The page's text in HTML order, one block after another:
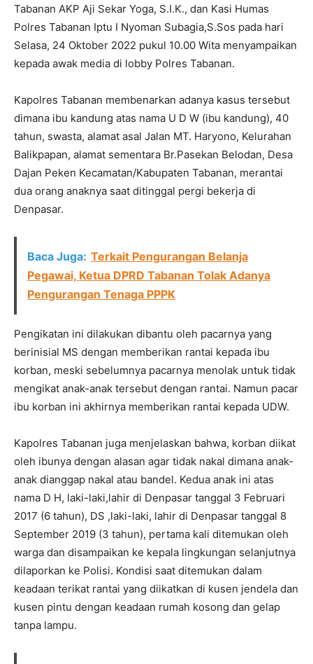
Tabanan AKP Aji Sekar Yoga, S.I.K., dan Kasi Humas
Polres Tabanan Iptu I Nyoman Subagia,S.Sos pada hari
Selasa, 24 Oktober 2022 pukul 10.00 Wita menyampaikan
kepada awak media di lobby Polres Tabanan.
Kapolres Tabanan membenarkan adanya kasus tersebut
dimana ibu kandung atas nama U D W (ibu kandung), 40
tahun, swasta, alamat asal Jalan MT. Haryono, Kelurahan
Balikpapan, alamat sementara Br.Pasekan Belodan, Desa
Dajan Peken Kecamatan/Kabupaten Tabanan, merantai
dua orang anaknya saat ditinggal pergi bekerja di
Denpasar.
Baca Juga: Terkait Pengurangan Belanja
Pegawai, Ketua DPRD Tabanan Tolak Adanya
Pengurangan Tenaga PPPK
Pengikatan ini dilakukan dibantu oleh pacarnya yang
berinisial MS dengan memberikan rantai kepada ibu
korban, meski sebelumnya pacarnya menolak untuk tidak
mengikat anak-anak tersebut dengan rantai. Namun pacar
ibu korban ini akhirnya memberikan rantai kepada UDW.
Kapolres Tabanan juga menjelaskan bahwa, korban diikat
oleh ibunya dengan alasan agar tidak nakal dimana anak-
anak dianggap nakal atau bandel. Kedua anak ini atas
nama D H, laki-laki,lahir di Denpasar tanggal 3 Februari
2017 (6 tahun), DS ,laki-laki, lahir di Denpasar tanggal 8
September 2019 (3 tahun), pertama kali ditemukan oleh
warga dan disampaikan ke kepala lingkungan selanjutnya
dilaporkan ke Polisi. Kondisi saat ditemukan dalam
keadaan terikat rantai yang diikatkan di kusen jendela dan
kusen pintu dengan keadaan rumah kosong dan gelap
tanpa lampu.